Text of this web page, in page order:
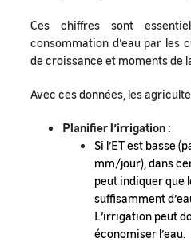
Ces chiffres sont
consommation d’eau par les
de croissance et moments de
Avec ces données, les
Planifier l’irrigation :
Si l’ET est basse
mm/jour), dans
peut indiquer que
suffisamment
L’irrigation peut
économiser l’eau.